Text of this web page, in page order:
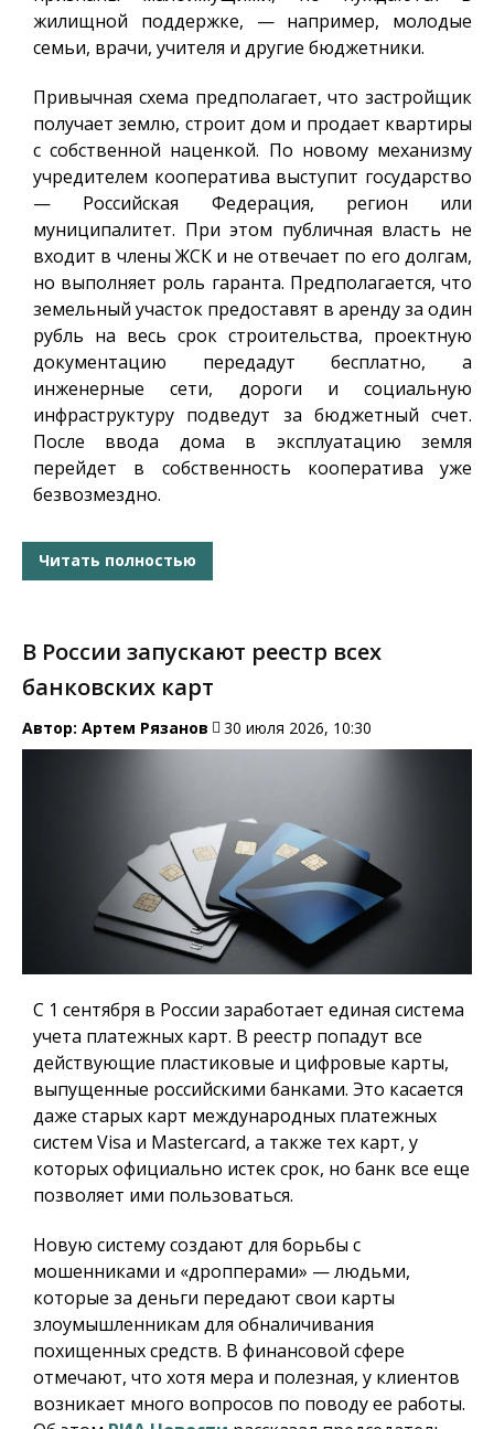
жилищной поддержке, — например, молодые
семьи, врачи, учителя и другие бюджетники.
Привычная схема предполагает, что застройщик
получает землю, строит дом и продает квартиры
с собственной наценкой. По новому механизму
учредителем кооператива выступит государство
— Российская Федерация, регион или
муниципалитет. При этом публичная власть не
входит в члены ЖСК и не отвечает по его долгам,
но выполняет роль гаранта. Предполагается, что
земельный участок предоставят в аренду за один
рубль на весь срок строительства, проектную
документацию передадут бесплатно, а
инженерные сети, дороги и социальную
инфраструктуру подведут за бюджетный счет.
После ввода дома в эксплуатацию земля
перейдет в собственность кооператива уже
безвозмездно.
Читать полностью
В России запускают реестр всех
банковских карт
Автор: Артем Рязанов 30 июля 2026, 10:30
С 1 сентября в России заработает единая система
учета платежных карт. В реестр попадут все
действующие пластиковые и цифровые карты,
выпущенные российскими банками. Это касается
даже старых карт международных платежных
систем Visa и Mastercard, а также тех карт, у
которых официально истек срок, но банк все еще
позволяет ими пользоваться.
Новую систему создают для борьбы с
мошенниками и «дропперами» — людьми,
которые за деньги передают свои карты
злоумышленникам для обналичивания
похищенных средств. В финансовой сфере
отмечают, что хотя мера и полезная, у клиентов
возникает много вопросов по поводу ее работы.